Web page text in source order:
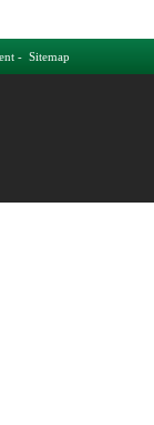
- Sitemap